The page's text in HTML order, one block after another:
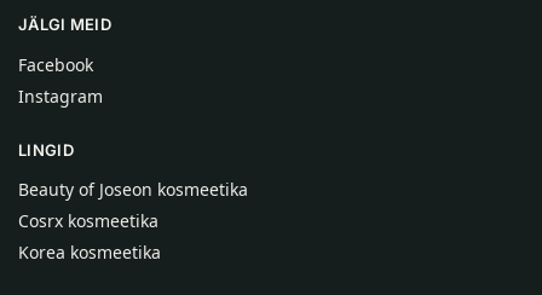
JÄLGI MEID
Facebook
Instagram
LINGID
Beauty of Joseon kosmeetika
Cosrx kosmeetika
Korea kosmeetika